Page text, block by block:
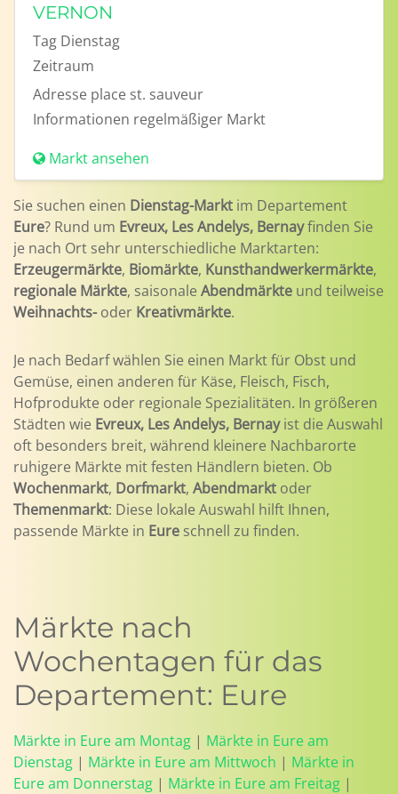
VERNON
Tag Dienstag
Zeitraum
Adresse place st. sauveur
Informationen regelmäßiger Markt
Markt ansehen
Sie suchen einen Dienstag-Markt im Departement
Eure? Rund um Evreux, Les Andelys, Bernayfinden Sie
je nach Ort sehr unterschiedliche Marktarten:
Erzeugermärkte, Biomärkte, Kunsthandwerkermärkte,
regionale Märkte, saisonale Abendmärkte und teilweise
Weihnachts-oder Kreativmärkte.
Je nach Bedarf wählen Sie einen Markt für Obst und
Gemüse, einen anderen für Käse, Fleisch, Fisch,
Hofprodukte oder regionale Spezialitäten. In größeren
Städten wie Evreux, Les Andelys, Bernayist die Auswahl
oft besonders breit, während kleinere Nachbarorte
ruhigere Märkte mit festen Händlern bieten. Ob
Wochenmarkt, Dorfmarkt, Abendmarkt oder
Themenmarkt: Diese lokale Auswahl hilft Ihnen,
passende Märkte in Eure schnell zu finden.
Märkte nach
Wochentagen für das
Departement: Eure
Märkte in Eure am Montag | Märkte in Eure am
Dienstag | Märkte in Eure am Mittwoch | Märkte in
Eure am Donnerstag | Märkte in Eure am Freitag |